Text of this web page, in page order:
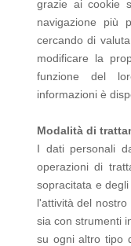
grazie ai cookie
navigazione più
cercando di
modificare la
funzione del
informazioni è
Modalità di
I dati personali
operazioni di
sopracitata e
l'attività del
sia con strumenti
su ogni altro tipo